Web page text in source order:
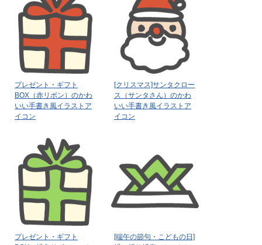
プレゼント・ギフト
BOX（赤リボン）のかわ
いい手書き風イラストア
イコン
[クリスマス]サンタクロー
ス（サンタさん）のかわ
いい手書き風イラストア
イコン
プレゼント・ギフト
[端午の節句・こどもの日]